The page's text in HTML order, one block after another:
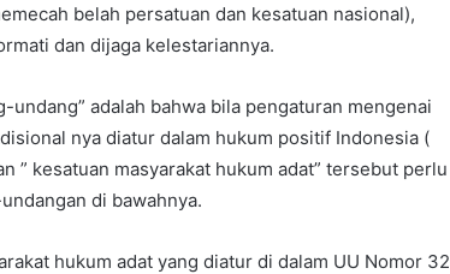
belah persatuan dan kesatuan nasional),
dan dijaga kelestariannya.
undang” adalah bahwa bila pengaturan mengenai
nya diatur dalam hukum positif Indonesia (
” kesatuan masyarakat hukum adat” tersebut perlu
di bawahnya.
hukum adat yang diatur di dalam UU Nomor 32